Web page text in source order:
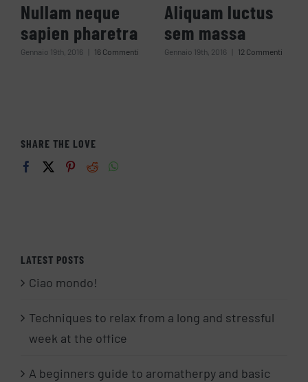
Nullam neque
sapien pharetra
Gennaio 19th, 2016 16 Commenti
Aliquam luctus
sem massa
Gennaio 19th, 2016 12 Commenti
SHARE THE LOVE
LATEST POSTS
Ciao mondo!
Techniques to relax from a long and stressful
week at the office
A beginners guide to aromatherpy and basic